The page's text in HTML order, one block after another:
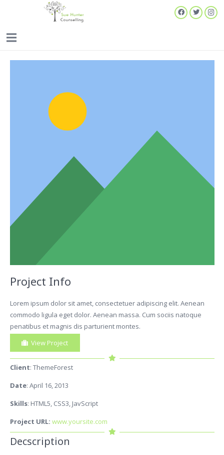
Project Info
Lorem ipsum dolor sit amet, consectetuer adipiscing elit. Aenean
commodo ligula eget dolor. Aenean massa. Cum sociis natoque
penatibus et magnis dis parturient montes.
View Project
Client: ThemeForest
Date: April 16, 2013
Skills: HTML5, CSS3, JavScript
Project URL: www.yoursite.com
Decscription